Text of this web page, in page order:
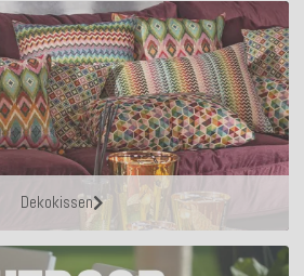
Dekokissen